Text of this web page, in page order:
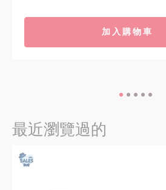
加入購物車
最近瀏覽過的